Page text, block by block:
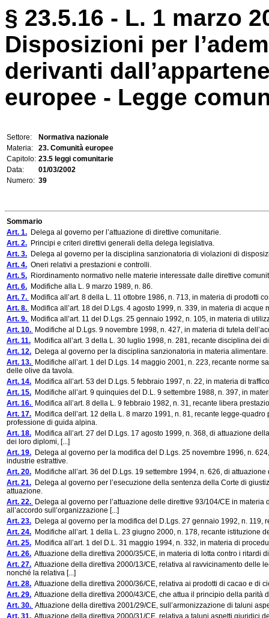
§ 23.5.16 - L. 1 marzo
Disposizioni per
derivanti
europee - Legge
Settore:
Normativa nazionale
Materia:
23. Comunità europee
Capitolo: 23.5 leggi comunitarie
Data:
01/03/2002
Numero: 39
Sommario
Art. 1. Delega al governo per l’attuazione di direttive comunitarie.
Art. 2. Principi e criteri direttivi generali della delega legislativa.
Art. 3. Delega al governo per la disciplina sanzionatoria di violazioni di
Art. 4. Oneri relativi a prestazioni e controlli.
Art. 5. Riordinamento normativo nelle materie interessate dalle direttive
Art. 6. Modifiche alla L. 9 marzo 1989, n. 86.
Art. 7. Modifica all’art. 8 della L. 11 ottobre 1986, n. 713, in materia di prodotti
Art. 8. Modifica all’art. 18 del D.Lgs. 4 agosto 1999, n. 339, in materia di
Art. 9. Modifica all’art. 11 del D.Lgs. 25 gennaio 1992, n. 105, in materia di
Art. 10. Modifiche al D.Lgs. 9 novembre 1998, n. 427, in materia di tutela
Art. 11. Modifica all’art. 3 della L. 30 luglio 1998, n. 281, recante disciplina dei
Art. 12. Delega al governo per la disciplina sanzionatoria in materia alimentare.
Art. 13. Modifiche all’art. 1 del D.Lgs. 14 maggio 2001, n. 223, recante
delle olive da tavola.
Art. 14. Modifica all’art. 53 del D.Lgs. 5 febbraio 1997, n. 22, in materia di
Art. 15. Modifiche all’art. 9 quinquies del D.L. 9 settembre 1988, n. 397, in
Art. 16. Modifica all’art. 8 della L. 9 febbraio 1982, n. 31, recante libera
Art. 17. Modifica dell’art. 12 della L. 8 marzo 1991, n. 81, recante legge-
professione di guida alpina.
Art. 18. Modifica all’art. 27 del D.Lgs. 17 agosto 1999, n. 368, di attuazione
dei loro diplomi, [...]
Art. 19. Delega al governo per la modifica del D.Lgs. 25 novembre 1996, n.
industrie estrattive.
Art. 20. Modifiche all’art. 36 del D.Lgs. 19 settembre 1994, n. 626, di
Art. 21. Delega al governo per l’esecuzione della sentenza della Corte di
attuazione.
Art. 22. Delega al governo per l’attuazione delle direttive 93/104/CE in
all’accordo sull’organizzazione [...]
Art. 23. Delega al governo per la modifica del D.Lgs. 27 gennaio 1992, n.
Art. 24. Modifiche all’art. 1 della L. 23 giugno 2000, n. 178, recante
Art. 25. Modifica all’art. 1 del D.L. 31 maggio 1994, n. 332, in materia di
Art. 26. Attuazione della direttiva 2000/35/CE, in materia di lotta contro i ritardi
Art. 27. Attuazione della direttiva 2000/13/CE, relativa al ravvicinamento delle
nonché la relativa [...]
Art. 28. Attuazione della direttiva 2000/36/CE, relativa ai prodotti di cacao e di
Art. 29. Attuazione della direttiva 2000/43/CE, che attua il principio della parità
Art. 30. Attuazione della direttiva 2001/29/CE, sull’armonizzazione di taluni
Art. 31. Attuazione della direttiva 2000/31/CE, relativa a taluni aspetti giuridici